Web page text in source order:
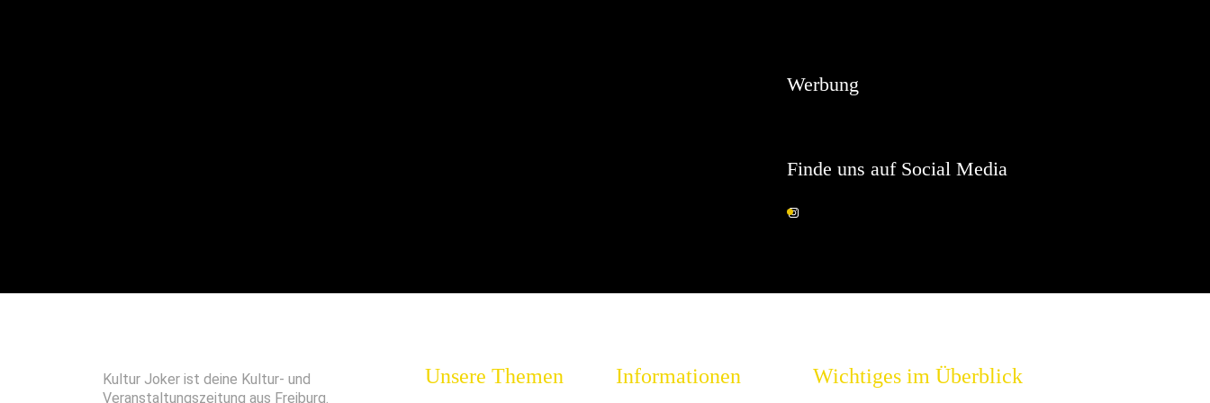
Werbung
Finde uns auf Social Media
Kultur Joker ist deine Kultur- und
Veranstaltungszeitung aus Freiburg.
Unsere Themen Informationen Wichtiges im Überblick